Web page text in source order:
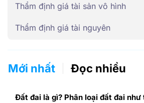
Thẩm định giá tài sản vô hình
Thẩm định giá tài nguyên
Mới nhất Đọc nhiều
Đất đai là gì? Phân loại đất đai như